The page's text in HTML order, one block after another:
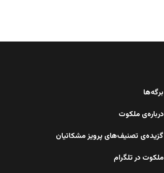
برگه‌ها
درباره‌ی ملکوت
گزیده‌ی تصنیف‌های پرویز مشکاتیان
ملکوت در تلگرام